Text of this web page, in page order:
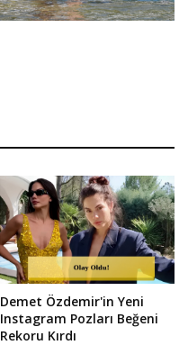
Demet Özdemir'in Yeni
Instagram Pozları Beğeni
Rekoru Kırdı